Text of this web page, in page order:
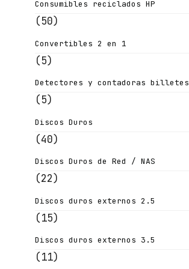
Consumibles reciclados HP
(50)
Convertibles 2 en 1
(5)
Detectores y contadoras billetes
(5)
Discos Duros
(40)
Discos Duros de Red / NAS
(22)
Discos duros externos 2.5
(15)
Discos duros externos 3.5
(11)